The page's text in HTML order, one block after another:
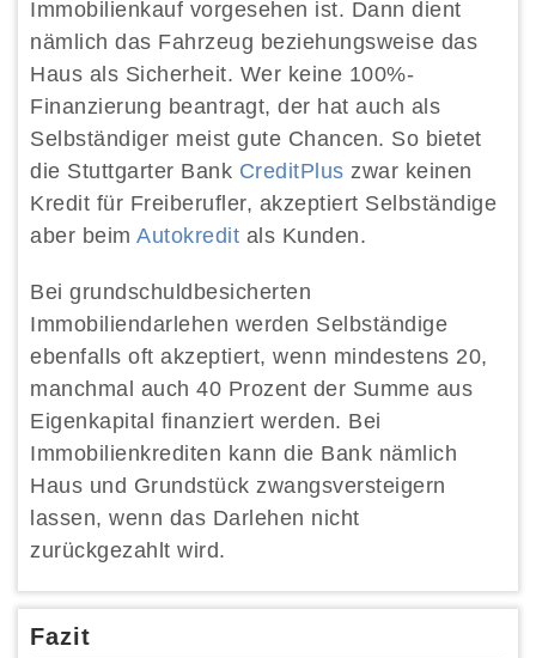
Immobilienkauf vorgesehen ist. Dann dient
nämlich das Fahrzeug beziehungsweise das
Haus als Sicherheit. Wer keine 100%-
Finanzierung beantragt, der hat auch als
Selbständiger meist gute Chancen. So bietet
die Stuttgarter Bank CreditPlus zwar keinen
Kredit für Freiberufler, akzeptiert Selbständige
aber beim Autokredit als Kunden.
Bei grundschuldbesicherten
Immobiliendarlehen werden Selbständige
ebenfalls oft akzeptiert, wenn mindestens 20,
manchmal auch 40 Prozent der Summe aus
Eigenkapital finanziert werden. Bei
Immobilienkrediten kann die Bank nämlich
Haus und Grundstück zwangsversteigern
lassen, wenn das Darlehen nicht
zurückgezahlt wird.
Fazit